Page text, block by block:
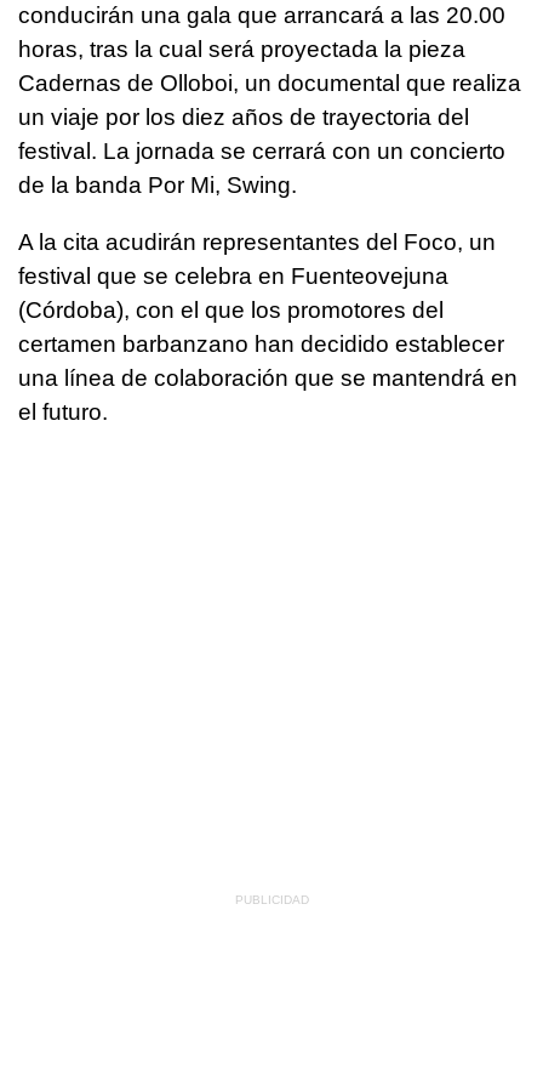
conducirán una gala que arrancará a las 20.00
horas, tras la cual será proyectada la pieza
Cadernas de Olloboi, un documental que realiza
un viaje por los diez años de trayectoria del
festival. La jornada se cerrará con un concierto
de la banda Por Mi, Swing.
A la cita acudirán representantes del Foco, un
festival que se celebra en Fuenteovejuna
(Córdoba), con el que los promotores del
certamen barbanzano han decidido establecer
una línea de colaboración que se mantendrá en
el futuro.